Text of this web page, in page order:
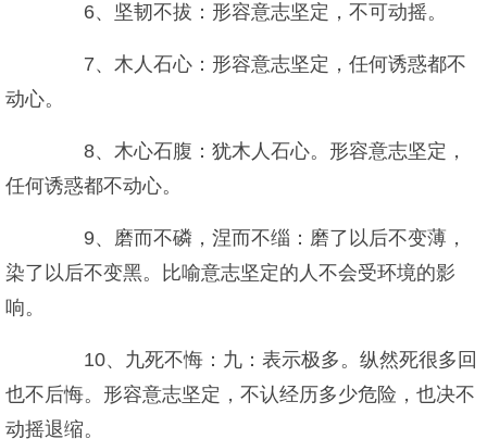
6、坚韧不拔：形容意志坚定，不可动摇。
7、木人石心：形容意志坚定，任何诱惑都不
动心。
8、木心石腹：犹木人石心。形容意志坚定，
任何诱惑都不动心。
9、磨而不磷，涅而不缁：磨了以后不变薄，
染了以后不变黑。比喻意志坚定的人不会受环境的影
响。
10、九死不悔：九：表示极多。纵然死很多回
也不后悔。形容意志坚定，不认经历多少危险，也决不
动摇退缩。